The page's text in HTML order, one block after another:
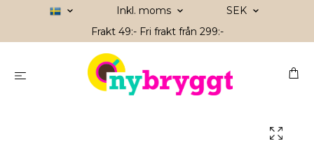
Inkl. moms
SEK
Frakt 49:- Fri frakt från 299:-